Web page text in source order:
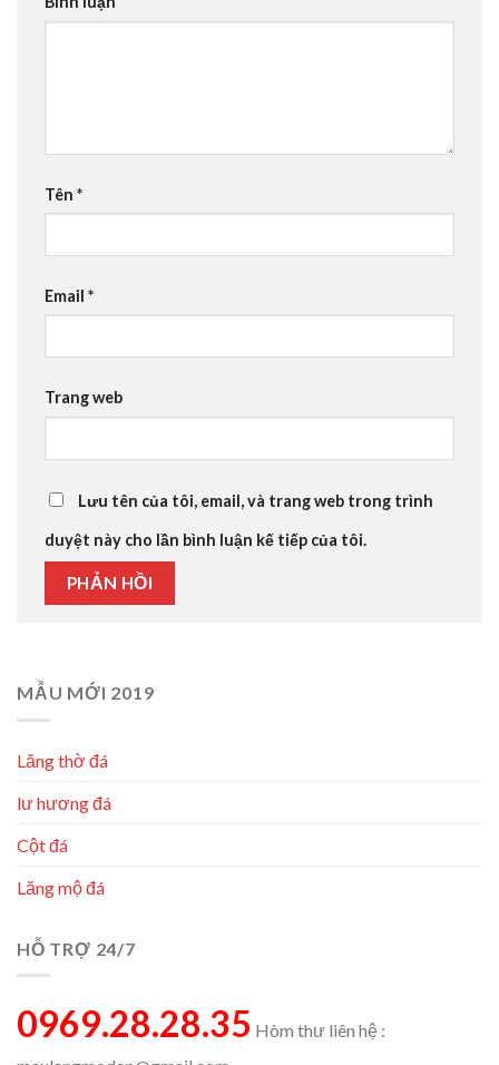
Tên *
Email *
Trang web
Lưu tên của tôi, email, và trang web trong trình
duyệt này cho lần bình luận kế tiếp của tôi.
MẪU MỚI 2019
Lăng thờ đá
lư hương đá
Cột đá
Lăng mộ đá
HỖ TRỢ 24/7
0969.28.28.35 Hòm thư liên hệ :